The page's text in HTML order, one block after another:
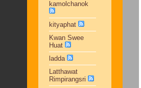
kamolchanok
kityaphat
Kwan Swee
Huat
ladda
Latthawat
Rimpirangsri